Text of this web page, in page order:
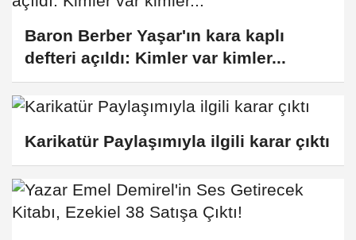
eylemler, hem geleneksel örf ve adetlerimize hem de dini
edilir.
Baron Berber Yaşar'ın kara kaplı
defteri açıldı: Kimler var kimler...
Karikatür Paylaşımıyla ilgili karar çıktı